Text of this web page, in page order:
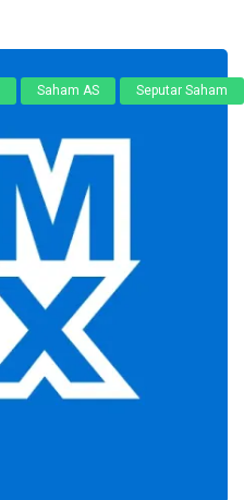
Saham AS Seputar Saham